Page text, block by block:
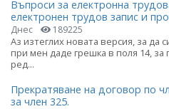
Въпроси за електронна
електронен трудов запис и
Днес 189225
Аз изтеглих новата версия, за да
при мен даде грешка в поля 14,
ред...
Прекратяване на договор по
за член 325.